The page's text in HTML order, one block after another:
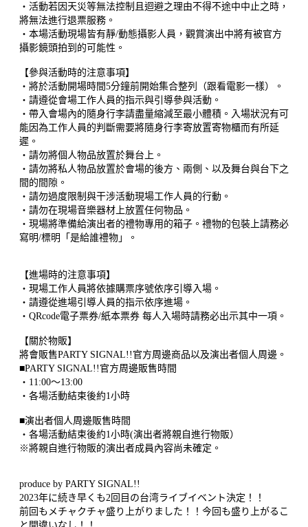
・活動若因天災等無法控制且迴避之理由不得不途中中止之時，
將無法進行退票服務。
・本場活動現場皆有靜/動態攝影人員，觀賞演出中將有被官方
攝影鏡頭拍到的可能性。
【參與活動時的注意事項】
・將於活動開場時間5分鐘前開始集合整列（跟看電影一樣）。
・請遵從會場工作人員的指示與引導參與活動。
・帶入會場內的隨身行李請盡量縮減至最小體積。入場狀況有可
能因為工作人員的判斷需要將隨身行李寄放置寄物櫃而有所延
遲。
・請勿將個人物品放置於舞台上。
・請勿將私人物品放置於會場的後方、兩側、以及舞台與台下之
間的間隙。
・請勿過度限制與干涉活動現場工作人員的行動。
・請勿在現場音樂器材上放置任何物品。
・現場將準備給演出者的禮物專用的箱子。禮物的包裝上請務必
寫明/標明「是給誰禮物」。
【進場時的注意事項】
・現場工作人員將依據購票序號依序引導入場。
・請遵從進場引導人員的指示依序進場。
・QRcode電子票券/紙本票券 每人入場時請務必出示其中一項。
【關於物販】
將會販售PARTY SIGNAL!!官方周邊商品以及演出者個人周邊。
■PARTY SIGNAL!!官方周邊販售時間
・11:00～13:00
・各場活動結束後約1小時
■演出者個人周邊販售時間
・各場活動結束後約1小時(演出者將親自進行物販）
※將親自進行物販的演出者成員內容尚未確定。
produce by PARTY SIGNAL!!
2023年に続き早くも2回目の台湾ライブイベント決定！！
前回もメチャクチャ盛り上がりました！！今回も盛り上がるこ